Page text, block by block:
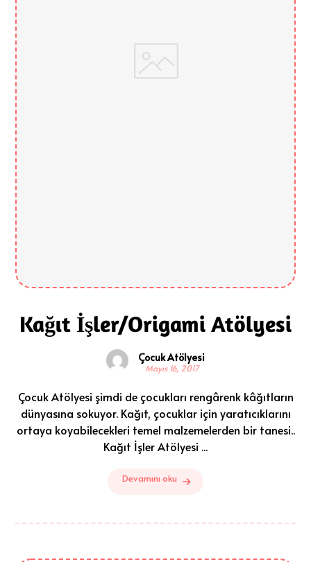
Kağıt İşler/Origami Atölyesi
Çocuk Atölyesi
Mayıs 16, 2017
Çocuk Atölyesi şimdi de çocukları rengârenk kâğıtların
dünyasına sokuyor. Kağıt, çocuklar için yaratıcıklarını
ortaya koyabilecekleri temel malzemelerden bir tanesi..
Kağıt İşler Atölyesi ...
Devamını oku